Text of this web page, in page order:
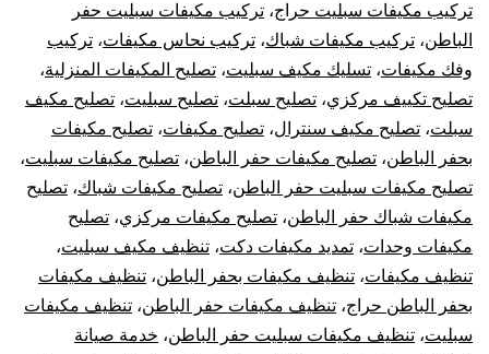
تركيب مكيفات سبليت حراج، تركيب مكيفات سبليت حفر
الباطن، تركيب مكيفات شباك، تركيب نحاس مكيفات، تركيب
وفك مكيفات، تسليك مكيف سبليت، تصليح المكيفات المنزلية،
تصليح تكييف مركزي، تصليح سبلت، تصليح سبليت، تصليح مكيف
سبلت، تصليح مكيف سنترال، تصليح مكيفات، تصليح مكيفات
بحفر الباطن، تصليح مكيفات حفر الباطن، تصليح مكيفات سبليت،
تصليح مكيفات سبليت حفر الباطن، تصليح مكيفات شباك، تصليح
مكيفات شباك حفر الباطن، تصليح مكيفات مركزي، تصليح
مكيفات وحدات، تمديد مكيفات دكت، تنظيف مكيف سبليت،
تنظيف مكيفات، تنظيف مكيفات بحفر الباطن، تنظيف مكيفات
بحفر الباطن حراج، تنظيف مكيفات حفر الباطن، تنظيف مكيفات
سبليت، تنظيف مكيفات سبليت حفر الباطن، خدمة صيانة